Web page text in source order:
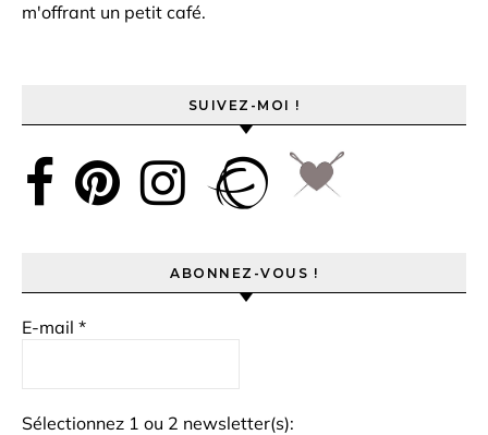
m'offrant un petit café.
SUIVEZ-MOI !
ABONNEZ-VOUS !
E-mail *
Sélectionnez 1 ou 2 newsletter(s):